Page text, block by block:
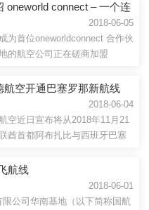
oneworld connect – 一个连
尖航空联盟的崭新平台2018-06-05
为首位oneworldconnect 合作伙
的航空公司正在磋商加盟
全球首...
航空开通巴塞罗那新航线
2018-06-04
空近日宣布将从2018年11月21
酋首都阿布扎比与西班牙巴塞
客A330-200执...
航线
2018-06-01
公司华南基地（以下简称国航